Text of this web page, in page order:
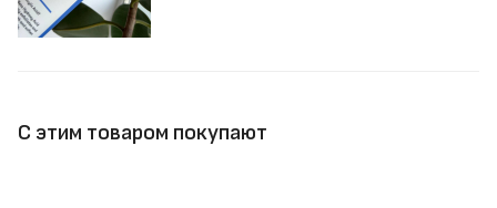
С этим товаром покупают